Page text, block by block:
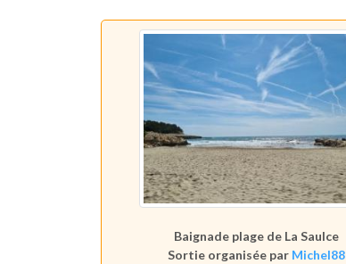
Baignade plage de La Saulce
Sortie organisée par Michel88